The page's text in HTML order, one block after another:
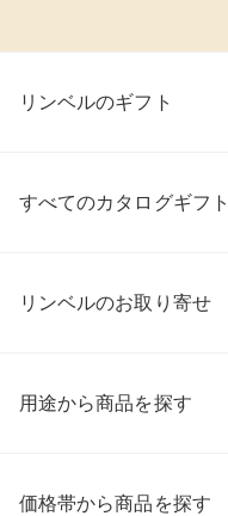
リンベルのギフト
すべてのカタログギフト
リンベルのお取り寄せ
用途から商品を探す
価格帯から商品を探す